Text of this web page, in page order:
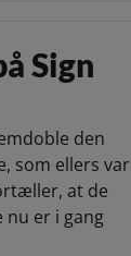
Sign
den
som ellers var
at de
nu er i gang